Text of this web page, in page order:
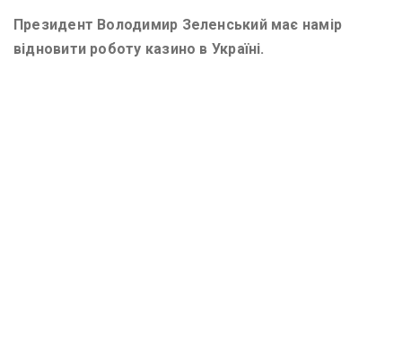
Президент Володимир Зеленський має намір
відновити роботу казино в Україні.